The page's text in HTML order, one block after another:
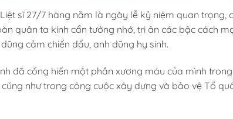
sĩ 27/7 hàng năm là ngày lễ kỷ niệm quan
quân ta kính cẩn tưởng nhớ, tri ân các bậc cách
cảm chiến đấu, anh dũng hy sinh.
đã cống hiến một phần xương máu của mình
như trong công cuộc xây dựng và bảo vệ Tổ